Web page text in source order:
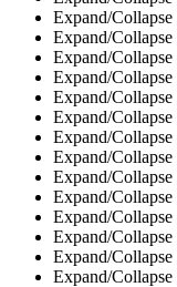
Expand/Collapse
Expand/Collapse
Expand/Collapse
Expand/Collapse
Expand/Collapse
Expand/Collapse
Expand/Collapse
Expand/Collapse
Expand/Collapse
Expand/Collapse
Expand/Collapse
Expand/Collapse
Expand/Collapse
Expand/Collapse